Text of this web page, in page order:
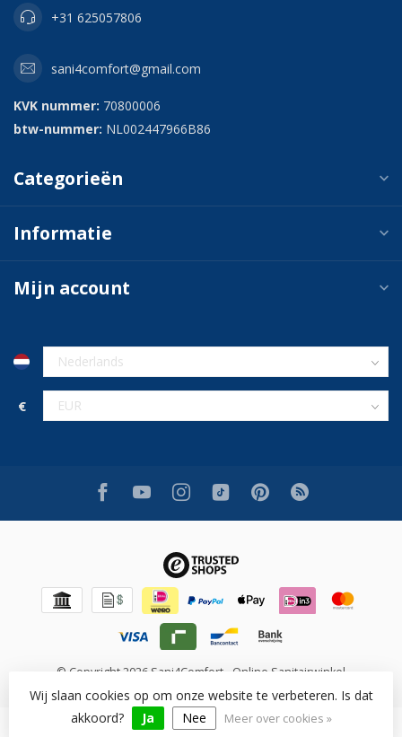
+31 625057806
sani4comfort@gmail.com
KVK nummer: 70800006
btw-nummer: NL002447966B86
Categorieën
Informatie
Mijn account
€
© Copyright 2026 Sani4Comfort - Online Sanitairwinkel
Beoordeling op [review_system] voor [shop_name]: [rating]/10
Wij slaan cookies op om onze website te verbeteren. Is dat
akkoord?
Ja Nee Meer over cookies »